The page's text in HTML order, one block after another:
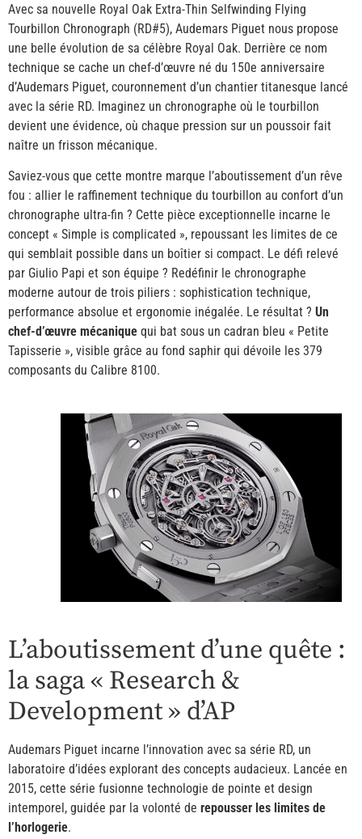
Avec sa nouvelle Royal Oak Extra-Thin Selfwinding Flying
Tourbillon Chronograph (RD#5), Audemars Piguet nous propose
une belle évolution de sa célèbre Royal Oak. Derrière ce nom
technique se cache un chef-d’œuvre né du 150e anniversaire
d’Audemars Piguet, couronnement d’un chantier titanesque lancé
avec la série RD. Imaginez un chronographe où le tourbillon
devient une évidence, où chaque pression sur un poussoir fait
naître un frisson mécanique.
Saviez-vous que cette montre marque l’aboutissement d’un rêve
fou : allier le raffinement technique du tourbillon au confort d’un
chronographe ultra-fin ? Cette pièce exceptionnelle incarne le
concept « Simple is complicated », repoussant les limites de ce
qui semblait possible dans un boîtier si compact. Le défi relevé
par Giulio Papi et son équipe ? Redéfinir le chronographe
moderne autour de trois piliers : sophistication technique,
performance absolue et ergonomie inégalée. Le résultat ? Un
chef-d’œuvre mécanique qui bat sous un cadran bleu « Petite
Tapisserie », visible grâce au fond saphir qui dévoile les 379
composants du Calibre 8100.
L’aboutissement d’une quête :
la saga « Research &
Development » d’AP
Audemars Piguet incarne l’innovation avec sa série RD, un
laboratoire d’idées explorant des concepts audacieux. Lancée en
2015, cette série fusionne technologie de pointe et design
intemporel, guidée par la volonté de repousser les limites de
l’horlogerie.